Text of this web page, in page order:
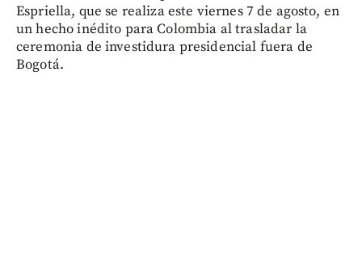
Espriella, que se realiza este viernes 7 de agosto, en
un hecho inédito para Colombia al trasladar la
ceremonia de investidura presidencial fuera de
Bogotá.